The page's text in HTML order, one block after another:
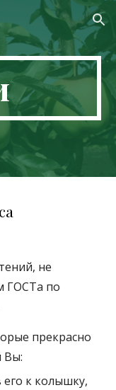
Skip to navigation
не
ГОСТа по
прекрасно
Вы:
к колышку,